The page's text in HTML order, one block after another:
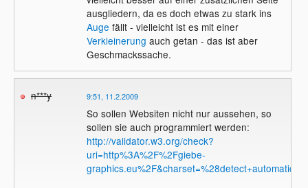
ausgliedern, da es doch etwas zu stark ins
Auge fällt - vielleicht ist es mit einer
Verkleinerung auch getan - das ist aber
Geschmackssache.
n***y 9:51, 11.2.2009
So sollen Websiten nicht nur aussehen, so
sollen sie auch programmiert werden:
http://validator.w3.org/check?
uri=http%3A%2F%2Fgiebe-